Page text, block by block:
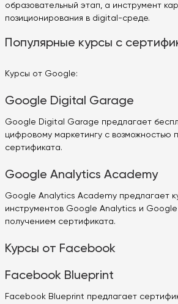
образовательный этап, а инструмент
позиционирования в digital-среде.
Популярные курсы с
Курсы от Google:
Google Digital Garage
Google Digital Garage предлагает
цифровому маркетингу с возможностью
сертификата.
Google Analytics Academy
Google Analytics Academy предлагает
инструментов Google Analytics и
получением сертификата.
Курсы от Facebook
Facebook Blueprint
Facebook Blueprint предлагает